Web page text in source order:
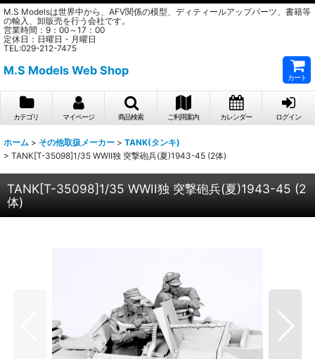
M.S Modelsは世界中から、AFV関係の模型、ディティールアップパーツ、書籍等
の輸入、卸販売を行う会社です。
営業時間：9：00～17：00
定休日：日曜日・月曜日
TEL:029-212-7475
M.S Models Web Shop
カート
カテゴリ マイページ 商品検索 ご利用案内 カレンダー ログイン
ホーム > その他取扱メーカー > TANK(タンキ)
> TANK[T-35098]1/35 WWII独 突撃砲兵(夏)1943-45 (2体)
TANK[T-35098]1/35 WWII独 突撃砲兵(夏)1943-45 (2
体)